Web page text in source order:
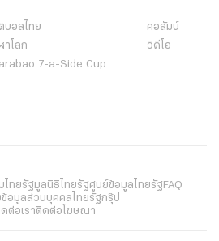
บอลไทย
คอลัมน์
าโลก
วิดีโอ
7-a-Side Cup
ไทยรัฐมูลนิธิไทยรัฐศูนย์ข้อมูลไทยรัฐFAQ
อมูลส่วนบุคคลไทยรัฐกรุ๊ป
ต่อเราติดต่อโฆษณา